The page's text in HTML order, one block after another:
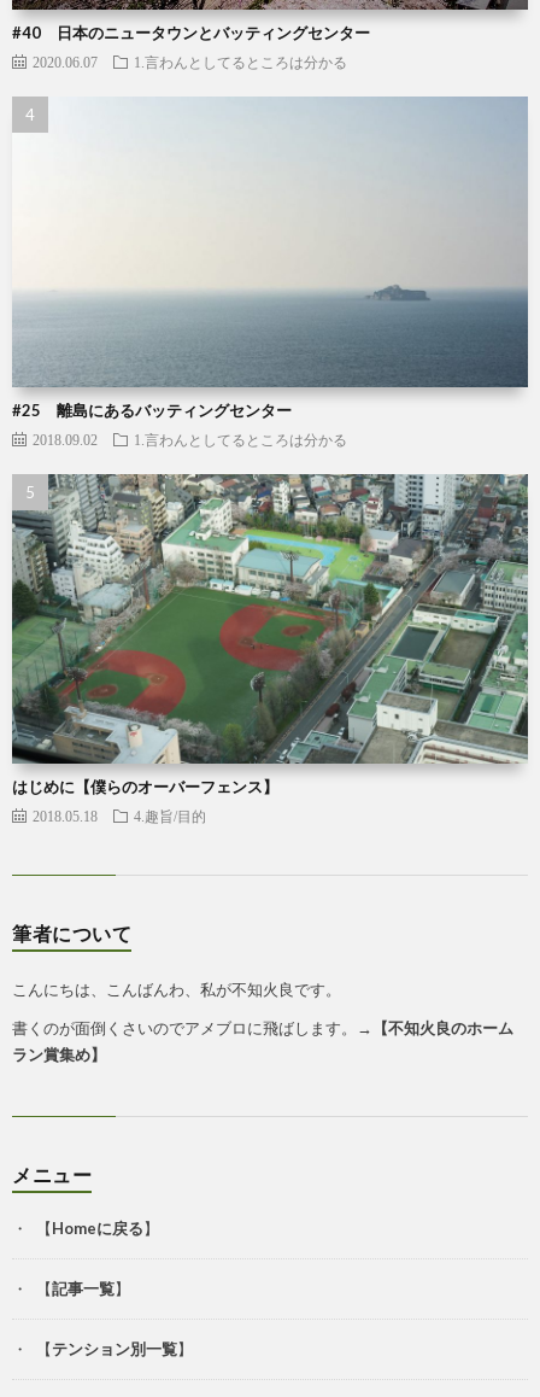
#40 日本のニュータウンとバッティングセンター
2020.06.07 1.言わんとしてるところは分かる
#25 離島にあるバッティングセンター
2018.09.02 1.言わんとしてるところは分かる
はじめに【僕らのオーバーフェンス】
2018.05.18 4.趣旨/目的
筆者について
こんにちは、こんばんわ、私が不知火良です。
書くのが面倒くさいのでアメブロに飛ばします。→
【不知火良のホーム
ラン賞集め】
メニュー
【Homeに戻る】
【記事一覧】
【テンション別一覧】